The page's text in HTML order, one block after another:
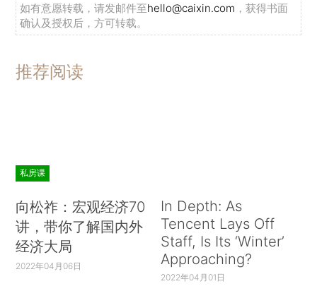
如有意愿转载，请发邮件至hello@caixin.com ，获得书面
确认及授权后，方可转载。
推荐阅读
私房课
向松祚：宏观经济70
讲，带你了解国内外
经济大局
2022年04月06日
In Depth: As
Tencent Lays Off
Staff, Is Its ‘Winter’
Approaching?
2022年04月01日